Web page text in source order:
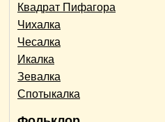
Квадрат Пифагора
Чихалка
Чесалка
Икалка
Зевалка
Спотыкалка